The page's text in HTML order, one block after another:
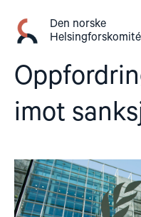
innhold
Den norske
Helsingforskomité
imot